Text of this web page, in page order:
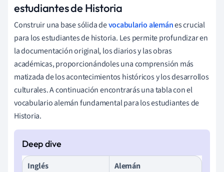
estudiantes de Historia
Construir una base sólida devocabulario alemánes crucial
para los estudiantes de historia. Les permite profundizar en
la documentación original, los diarios y las obras
académicas, proporcionándoles una comprensión más
matizada de los acontecimientos históricos y los desarrollos
culturales. A continuación encontrarás una tabla con el
vocabulario alemán fundamental para los estudiantes de
Historia.
Inglés
Alemán